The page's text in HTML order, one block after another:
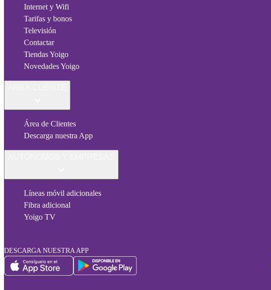
Internet y Wifi
Tarifas y bonos
Televisión
Contactar
Tiendas Yoigo
Novedades Yoigo
Área de Clientes
Descarga nuestra App
Líneas móvil adicionales
Fibra adicional
Yoigo TV
DESCARGA NUESTRA APP